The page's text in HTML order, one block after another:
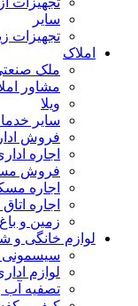
سایر
تجهیزات زیبایی
املاک
ملک صنعتی
مشاور املاک
ویلا
سایر خدمات
فروش اداری و
اجاره اداری و
فروش
اجاره مسکونی
اجاره اتاق و
زمین و باغ
لوازم خانگی و
سیسمونی /
لوازم اداری
تصفیه آب و هوا